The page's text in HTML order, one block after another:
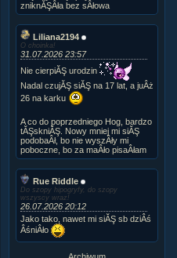
zniknĂŞÂła bez sÂłowa
Liliana2194
O choinka!
31.07.2026 23:57
Nie cierpiĂŞ urodzin
Nadal czujĂŞ siĂŞ na 17 lat, a juÂż
26 na karku
A co do poprzedniego Hog, bardzo
tĂŞskniĂŞ. Nowy mniej mi siĂŞ
podobaÂł, bo nie wyszÂły mi
poboczne, bo za maÂło pisaÂłam
Rue Riddle
Do szopy hipogryfy, do szopy
wszyscy wraz!
26.07.2026 20:12
Jako tako, nawet mi siĂŞ sb dziÂś
ÂśniÂło
Archiwum